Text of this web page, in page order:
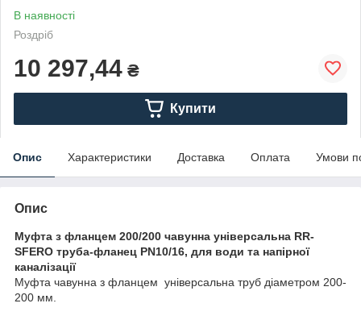
В наявності
Роздріб
10 297,44 ₴
Купити
Опис Характеристики Доставка Оплата Умови
Опис
Муфта з фланцем 200/200 чавунна універсальна RR-
SFERO труба-фланец PN10/16, для води та напірної
каналізації
Муфта чавунна з фланцем універсальна труб діаметром 200-
200 мм.